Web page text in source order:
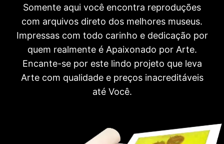
Somente aqui você encontra reproduções
com arquivos direto dos melhores museus.
Impressas com todo carinho e dedicação por
quem realmente é Apaixonado por Arte.
Encante-se por este lindo projeto que leva
Arte com qualidade e preços inacreditáveis
até Você.